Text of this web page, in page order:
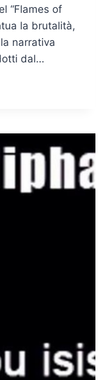
“Flames of
la brutalità,
narrativa
dal…